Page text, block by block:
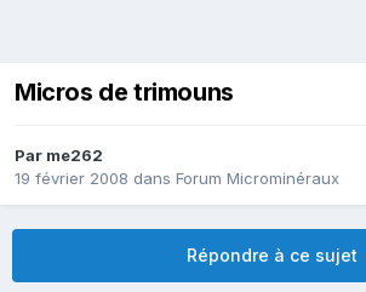
Micros de trimouns
Par me262
19 février 2008 dans Forum Microminéraux
Répondre à ce sujet